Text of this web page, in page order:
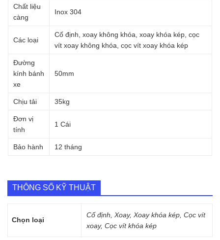
Chất liệu
càng
Inox 304
Các loại
Cố định, xoay không khóa, xoay khóa kép, cọc
vít xoay không khóa, cọc vít xoay khóa kép
Đường
kính bánh
xe
50mm
Chịu tải 35kg
Đơn vị
tính
1 Cái
Bảo hành 12 tháng
THÔNG SỐ KỸ THUẬT
Chọn loại
Cố định, Xoay, Xoay khóa kép, Cọc vít
xoay, Cọc vít khóa kép